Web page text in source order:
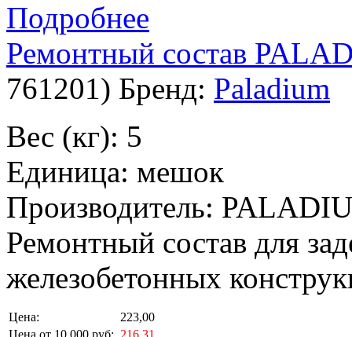
Подробнее
Ремонтный состав
761201) Бренд: Paladium
Вес (кг): 5
Единица: мешок
Производитель:
Ремонтный состав для
железобетонных
Цена:
223,00